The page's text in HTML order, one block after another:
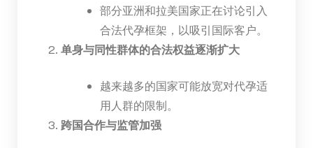
部分亚洲和拉美国家正在讨论引入
合法代孕框架，以吸引国际客户。
单身与同性群体的合法权益逐渐扩大
越来越多的国家可能放宽对代孕适
用人群的限制。
跨国合作与监管加强